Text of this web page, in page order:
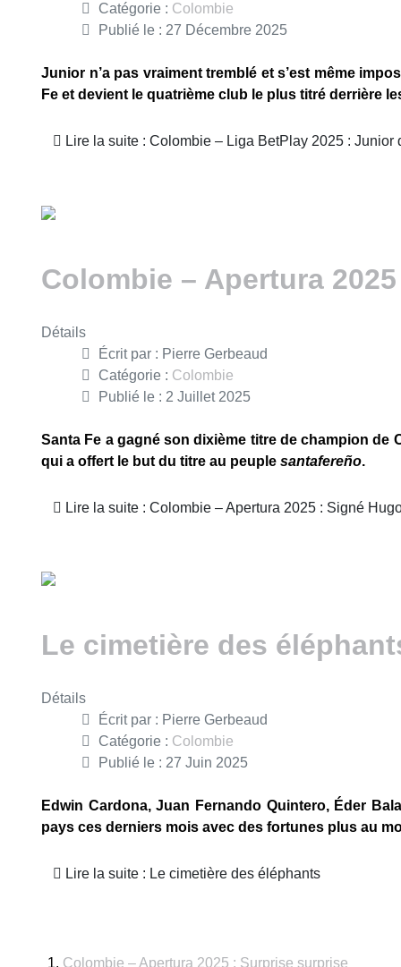
Catégorie : Colombie
Publié le : 27 Décembre 2025
Junior n’a pas vraiment tremblé et s’est même
Fe et devient le quatrième club le plus titré derrière
Lire la suite : Colombie – Liga BetPlay 2025 :
Colombie – Apertura
Détails
Écrit par : Pierre Gerbeaud
Catégorie : Colombie
Publié le : 2 Juillet 2025
Santa Fe a gagné son dixième titre de champion
qui a offert le but du titre au peuple santafereño.
Lire la suite : Colombie – Apertura 2025 : Signé
Le cimetière des
Détails
Écrit par : Pierre Gerbeaud
Catégorie : Colombie
Publié le : 27 Juin 2025
Edwin Cardona, Juan Fernando Quintero, Éder
pays ces derniers mois avec des fortunes plus au
Lire la suite : Le cimetière des éléphants
Colombie – Apertura 2025 : Surprise surprise